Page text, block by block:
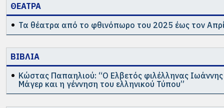
ΘΕΑΤΡΑ
Τα θέατρα από το φθινόπωρο του 2025 έως τον
ΒΙΒΛΙΑ
Κώστας Παπαηλιού: “Ο Ελβετός φιλέλληνας
Μάγερ και η γέννηση του ελληνικού Τύπου”